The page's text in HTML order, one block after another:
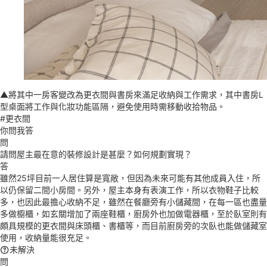
▲將其中一房客變改為更衣間與書房來滿足收納與工作需求，其中書房L
型桌面將工作與化妝功能區隔，避免使用時需移動收拾物品。
#更衣間
你問我答
問
請問屋主最在意的裝修設計是甚麼？如何規劃實現？
答
雖然25坪目前一人居住算是寬敞，但因為未來可能有其他成員入住，所
以仍保留二間小房間。另外，屋主本身有表演工作，所以衣物鞋子比較
多，也因此最擔心收納不足，雖然在餐廳旁有小儲藏間，在每一區也盡量
多做櫥櫃，如玄關增加了兩座鞋櫃，廚房外也加做電器櫃，至於臥室則有
頗具規模的更衣間與床頭櫃、書櫃等，而目前廚房旁的次臥也能做儲藏室
使用，收納量能很充足。
未解決
問